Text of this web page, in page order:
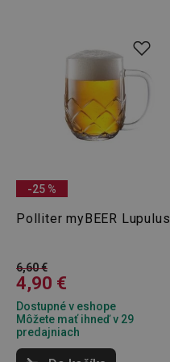
-25 %
Polliter myBEER Lupulus
6,60 €
4,90 €
Dostupné v eshope
Môžete mať ihneď v 29
predajniachpid